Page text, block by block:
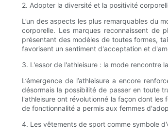
2. Adopter la diversité et la positivité
L’un des aspects les plus remarquables du
corporelle. Les marques reconnaissent de
présentant des modèles de toutes formes,
favorisent un sentiment d'acceptation et
3. L'essor de l'athleisure : la mode rencontre
L’émergence de l’athleisure a encore
désormais la possibilité de passer en toute
l'athleisure ont révolutionné la façon dont
de fonctionnalité a permis aux femmes
4. Les vêtements de sport comme symbole